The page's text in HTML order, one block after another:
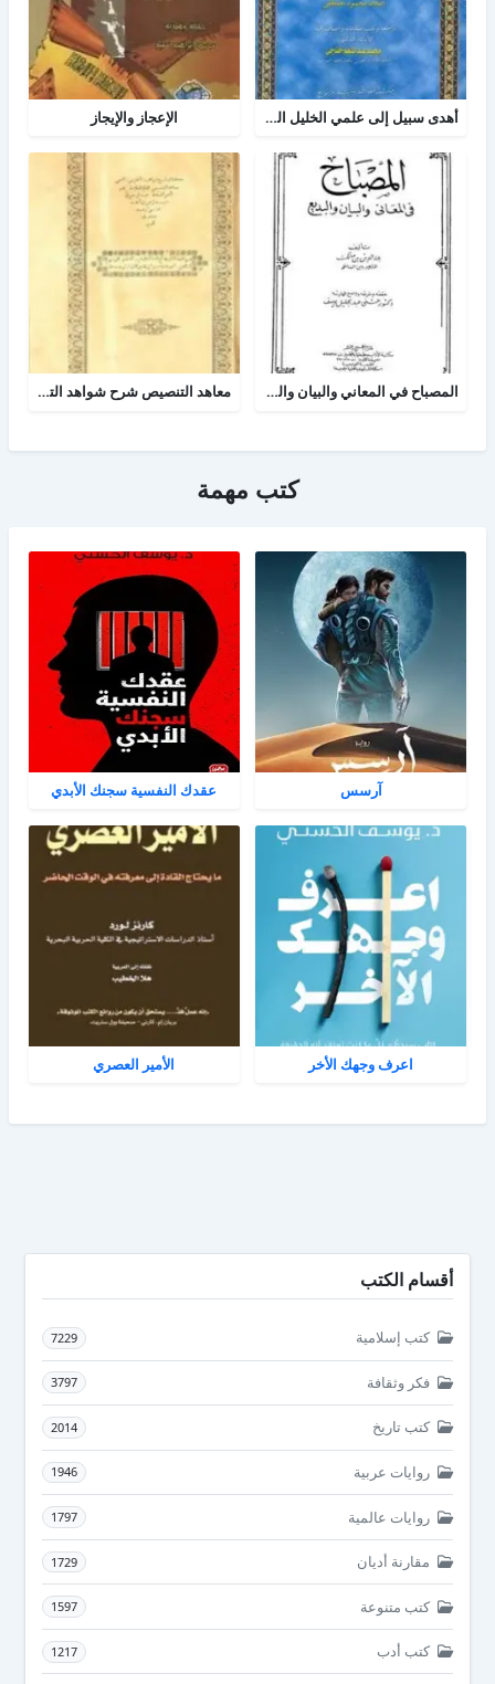
أهدى سبيل إلى علمي الخليل العروض والقافية الإعجاز والإيجاز
المصباح في المعاني والبيان والبديع معاهد التنصيص شرح شواهد التلخيص وبهامشه بدائع البدائه
كتب مهمة
آرسس عقدك النفسية سجنك الأبدي
اعرف وجهك الأخر الأمير العصري
أقسام الكتب
كتب إسلامية 7229
فكر وثقافة 3797
كتب تاريخ 2014
روايات عربية 1946
روايات عالمية 1797
مقارنة أديان 1729
كتب متنوعة 1597
كتب أدب 1217